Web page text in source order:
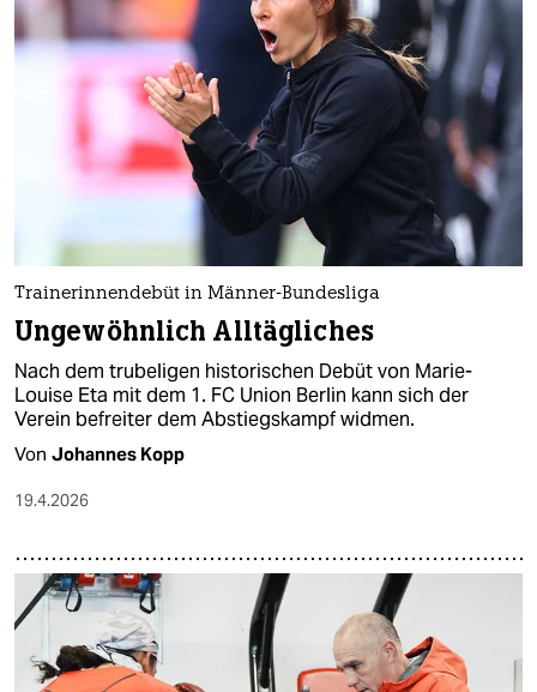
Trainerinnendebüt in Männer-Bundesliga
Ungewöhnlich Alltägliches
Nach dem trubeligen historischen Debüt von Marie-
Louise Eta mit dem 1. FC Union Berlin kann sich der
Verein befreiter dem Abstiegskampf widmen.
Von Johannes Kopp
19.4.2026